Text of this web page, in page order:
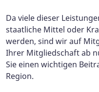
Da viele dieser
staatliche Mittel oder
werden, sind wir auf
Ihrer Mitgliedschaft ab
Sie einen wichtigen
Region.